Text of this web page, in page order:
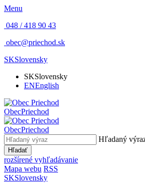
Menu
048 / 418 90 43
obec@priechod.sk
SKSlovensky
SKSlovensky
ENEnglish
ObecPriechod
ObecPriechod
Hľadaný
Hľadať
rozšírené vyhľadávanie
Mapa webu RSS
SKSlovensky